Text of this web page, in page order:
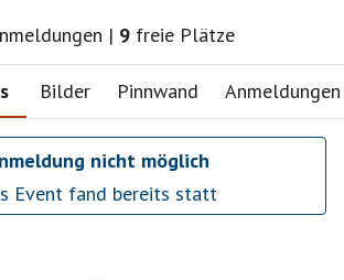
| 9 freie Plätze
Bilder Pinnwand Anmeldungen
nicht möglich
Event fand bereits statt